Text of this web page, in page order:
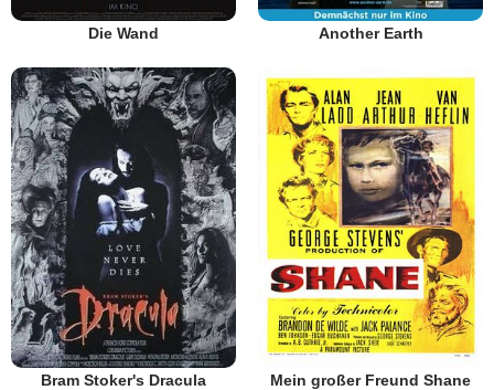
Die Wand Another Earth
Bram Stoker's Dracula Mein großer Freund Shane